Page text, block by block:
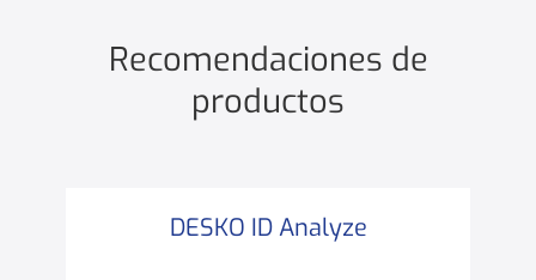
Recomendaciones de
productos
DESKO ID Analyze